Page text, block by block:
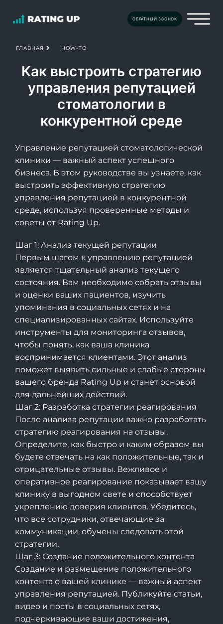
ОБРАТНЫЙ ЗВОНОК
ГЛАВНАЯ HOW-TO
Как выстроить стратегию
управления репутацией
стоматологии в
конкурентной среде
Управление репутацией стоматологической
клиники — важный аспект успешного
бизнеса. В этом руководстве вы узнаете, как
выстроить эффективную стратегию
управления репутацией в конкурентной
среде, используя проверенные методы и
советы от Rating Up.
Шаг 1: Анализ текущей репутации
Первым шагом к управлению репутацией
является тщательный анализ текущего
состояния. Вам необходимо собрать отзывы
и оценки ваших пациентов, изучить
упоминания в социальных сетях и на
специализированных сайтах. Используйте
инструменты для мониторинга отзывов,
чтобы понять, как ваша клиника
воспринимается клиентами. Этот анализ
поможет выявить сильные и слабые стороны
вашего бренда Rating Up и станет основой
для дальнейших действий.
Шаг 2: Разработка стратегии реагирования
После анализа репутации важно разработать
стратегию реагирования на отзывы.
Определите, как быстро и каким образом вы
будете отвечать на как положительные, так и
отрицательные отзывы. Вежливое и
оперативное реагирование показывает вашу
клинику в выгодном свете и способствует
укреплению доверия клиентов. Убедитесь,
что все сотрудники, отвечающие за
коммуникации, обучены следовать этой
стратегии.
Шаг 3: Создание положительного контента
Создание и размещение положительного
контента о вашей клинике — важный аспект
управления репутацией. Публикуйте статьи,
видео и посты в социальных сетях,
подчеркивающие ваши достижения,